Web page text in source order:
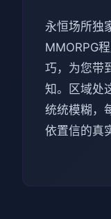
永恒场所独
MMORPG
巧，为您带
知。区域处
统统模糊，
依置信的真